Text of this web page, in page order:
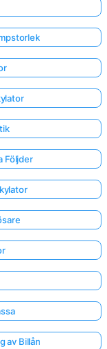
Följder
av Billån